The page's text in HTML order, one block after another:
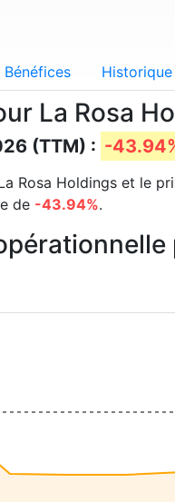
Bénéfices
La Rosa
(TTM) : -
Rosa Holdings et le
de -43.94%.